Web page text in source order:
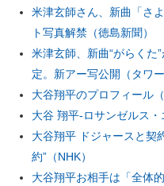
米津玄師さん、新曲「さ
ト写真解禁（徳島新聞）
米津玄師、新曲“がらくた
定。新アー写公開（タワ
大谷翔平のプロフィール
大谷 翔平‐ロサンゼルス・
大谷翔平 ドジャースと契
約”（NHK）
大谷翔平お相手は「全体